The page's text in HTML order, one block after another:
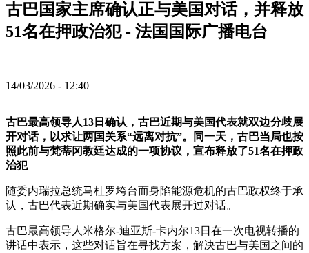
古巴国家主席确认正与美国对话，并释放
51名在押政治犯 - 法国国际广播电台
14/03/2026 - 12:40
古巴最高领导人13日确认，古巴近期与美国代表就双边分歧展
开对话，以求让两国关系“远离对抗”。同一天，古巴当局也按
照此前与梵蒂冈教廷达成的一项协议，宣布释放了51名在押政
治犯
随委内瑞拉总统马杜罗垮台而身陷能源危机的古巴政权终于承
认，古巴代表近期确实与美国代表展开过对话。
古巴最高领导人米格尔-迪亚斯-卡内尔13日在一次电视转播的
讲话中表示，这些对话旨在寻找方案，解决古巴与美国之间的